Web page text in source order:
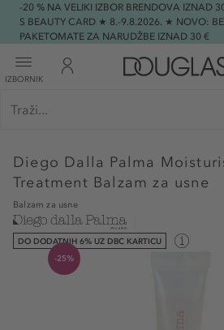
-20 % NA VELIKI IZBOR BRENDOVA IZNAD
S BEAUTY CARD ★ 8.-9.8.2026. ★ NOVO:
PAKETOMATE ZA NARUDŽBE IZNAD 30 €
IZBORNIK
Diego Dalla Palma
Treatment Balzam za usne
Balzam za usne
DO DODATNIH 6% UZ DBC KARTICU
-25%